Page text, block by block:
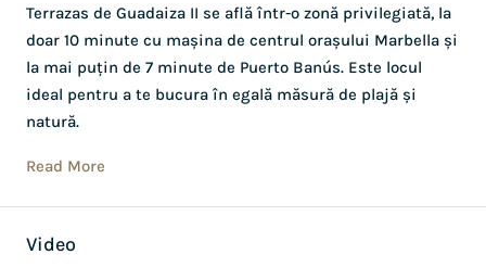
Terrazas de Guadaiza II se află într-o zonă privilegiată, la
doar 10 minute cu mașina de centrul orașului Marbella și
la mai puțin de 7 minute de Puerto Banús. Este locul
ideal pentru a te bucura în egală măsură de plajă și
natură.
Read More
Video